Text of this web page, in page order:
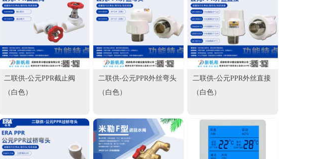
二联供-公元PPR截止阀
（白色）
二联供-公元PPR外丝弯头
（白色）
二联供-公元PPR外丝直接
（白色）